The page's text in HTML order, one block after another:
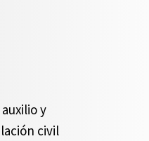
y
civil